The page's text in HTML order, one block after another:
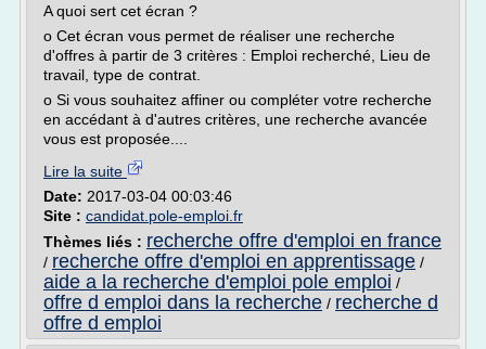
A quoi sert cet écran ?
o Cet écran vous permet de réaliser une recherche
d'offres à partir de 3 critères : Emploi recherché, Lieu de
travail, type de contrat.
o Si vous souhaitez affiner ou compléter votre recherche
en accédant à d'autres critères, une recherche avancée
vous est proposée....
Lire la suite
Date: 2017-03-04 00:03:46
Site : candidat.pole-emploi.fr
Thèmes liés : recherche offre d'emploi en france
/ recherche offre d'emploi en apprentissage /
aide a la recherche d'emploi pole emploi /
offre d emploi dans la recherche / recherche d
offre d emploi